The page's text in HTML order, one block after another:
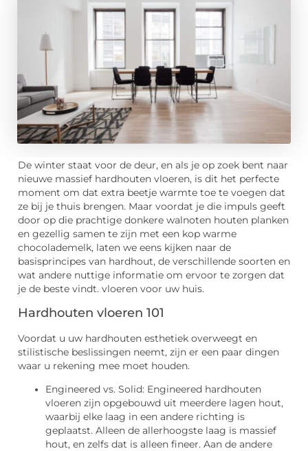
De winter staat voor de deur, en als je op zoek bent naar
nieuwe massief hardhouten vloeren, is dit het perfecte
moment om dat extra beetje warmte toe te voegen dat
ze bij je thuis brengen. Maar voordat je die impuls geeft
door op die prachtige donkere walnoten houten planken
en gezellig samen te zijn met een kop warme
chocolademelk, laten we eens kijken naar de
basisprincipes van hardhout, de verschillende soorten en
wat andere nuttige informatie om ervoor te zorgen dat
je de beste vindt. vloeren voor uw huis.
Hardhouten vloeren 101
Voordat u uw hardhouten esthetiek overweegt en
stilistische beslissingen neemt, zijn er een paar dingen
waar u rekening mee moet houden.
Engineered vs. Solid: Engineered hardhouten
vloeren zijn opgebouwd uit meerdere lagen hout,
waarbij elke laag in een andere richting is
geplaatst. Alleen de allerhoogste laag is massief
hout, en zelfs dat is alleen fineer. Aan de andere